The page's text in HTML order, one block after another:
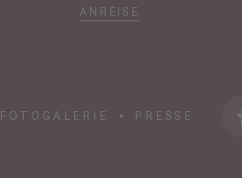
ANREISE
FOTOGALERIE PRESSE